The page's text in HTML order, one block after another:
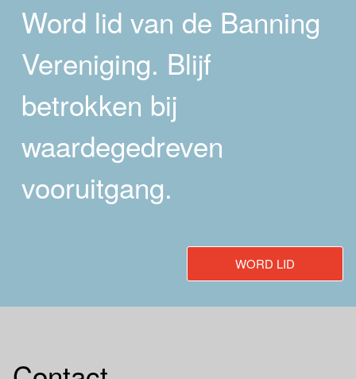
Word lid van de Banning
Vereniging. Blijf
betrokken bij
waardegedreven
vooruitgang.
WORD LID